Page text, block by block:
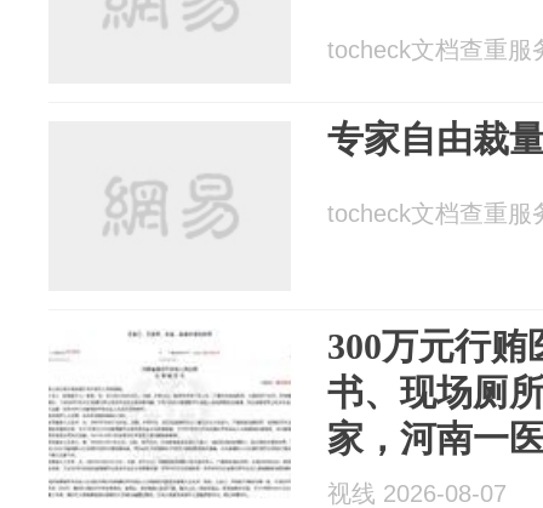
tocheck文档查重服
专家自由裁
tocheck文档查重服
300万元行
书、现场厕
家，河南一
标案细节披
视线 2026-08-07